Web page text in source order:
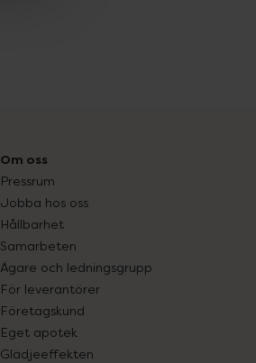
Om oss
Pressrum
Jobba hos oss
Hållbarhet
Samarbeten
Ägare och ledningsgrupp
För leverantörer
Företagskund
Eget apotek
Glädjeeffekten